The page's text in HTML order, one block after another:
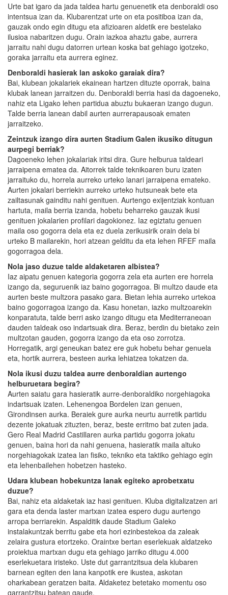
Urte bat igaro da jada taldea hartu genuenetik eta denboraldi oso
intentsua izan da. Klubarentzat urte on eta positiboa izan da,
gauzak ondo egin ditugu eta afizioaren aldetik ere bestelako
ilusioa nabaritzen dugu. Orain iazkoa ahaztu gabe, aurrera
jarraitu nahi dugu datorren urtean koska bat gehiago igotzeko,
goraka jarraitu eta aurrera eginez.
Denboraldi hasierak lan askoko garaiak dira?
Bai, klubean jokalariek ekainean hartzen dituzte oporrak, baina
klubak lanean jarraitzen du. Denboraldi berria hasi da dagoeneko,
nahiz eta Ligako lehen partidua abuztu bukaeran izango dugun.
Talde berria lanean dabil aurten aurrerapausoak ematen
jarraitzeko.
Zeintzuk izango dira aurten Stadium Galen ikusiko ditugun
aurpegi berriak?
Dagoeneko lehen jokalariak iritsi dira. Gure helburua taldeari
jarraipena ematea da. Aitorrek talde teknikoaren buru izaten
jarraituko du, horrela aurreko urteko lanari jarraipena emateko.
Aurten jokalari berriekin aurreko urteko hutsuneak bete eta
zailtasunak gainditu nahi genituen. Aurtengo exijentziak kontuan
hartuta, maila berria izanda, hobetu beharreko gauzak ikusi
genituen jokalarien profilari dagokionez. Iaz egiztatu genuen
maila oso gogorra dela eta ez duela zerikusirik orain dela bi
urteko B mailarekin, hori atzean gelditu da eta lehen RFEF maila
gogorragoa dela.
Nola jaso duzue talde aldaketaren albistea?
Iaz aipatu genuen kategoria gogorra zela eta aurten ere horrela
izango da, seguruenik iaz baino gogorragoa. Bi multzo daude eta
aurten beste multzora pasako gara. Bietan lehia aurreko urtekoa
baino gogorragoa izango da. Kasu honetan, iazko multzoarekin
konparatuta, talde berri asko izango ditugu eta Mediterraneoan
dauden taldeak oso indartsuak dira. Beraz, berdin du bietako zein
multzotan gauden, gogorra izango da eta oso zorrotza.
Horregatik, argi geneukan batez ere guk hobetu behar genuela
eta, hortik aurrera, besteen aurka lehiatzea tokatzen da.
Nola ikusi duzu taldea aurre denboraldian aurtengo
helburuetara begira?
Aurten saiatu gara hasieratik aurre-denboraldiko norgehiagoka
indartsuak izaten. Lehenengoa Bordelen izan genuen,
Girondinsen aurka. Beraiek gure aurka neurtu aurretik partidu
dezente jokatuak zituzten, beraz, beste erritmo bat zuten jada.
Gero Real Madrid Castillaren aurka partidu gogorra jokatu
genuen, baina hori da nahi genuena, hasieratik maila altuko
norgehiagokak izatea lan fisiko, tekniko eta taktiko gehiago egin
eta lehenbailehen hobetzen hasteko.
Udara klubean hobekuntza lanak egiteko aprobetxatu
duzue?
Bai, nahiz eta aldaketak iaz hasi genituen. Kluba digitalizatzen ari
gara eta denda laster martxan izatea espero dugu aurtengo
arropa berriarekin. Aspalditik daude Stadium Galeko
instalakuntzak berritu gabe eta hori ezinbestekoa da zaleak
zelaira gustura etortzeko. Oraintxe bertan eserlekuak aldatzeko
proiektua martxan dugu eta gehiago jarriko ditugu 4.000
eserlekuetara iristeko. Uste dut garrantzitsua dela klubaren
barnean egiten den lana kanpotik ere ikustea, askotan
oharkabean geratzen baita. Aldaketez betetako momentu oso
garrantzitsu batean gaude.